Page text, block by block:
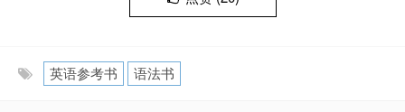
英语参考书 语法书